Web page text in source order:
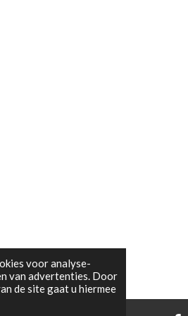
voor analyse-
van advertenties. Door
de site gaat u hiermee